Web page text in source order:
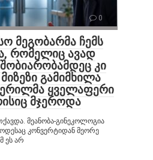
0
მეგობარმა ჩემს
რომელიც ავად
კი
გამიმხილა
ყველაფერი
მჯეროდა
მეანობა-გინეკოლოგია
კონვერტიდან მეორე
ეს არ